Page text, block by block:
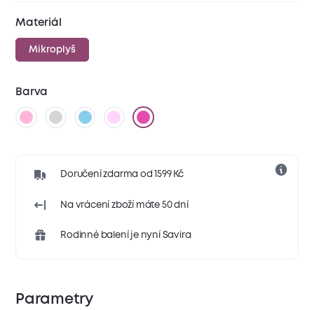
Materiál
Mikroplyš
Barva
Doručení zdarma od 1599 Kč
Na vrácení zboží máte 50 dní
Rodinné balení je nyní Savira
Parametry